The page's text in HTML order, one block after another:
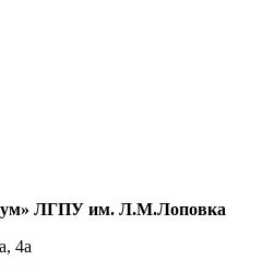
ЛГПУ им. Л.М.Лоповка
4а